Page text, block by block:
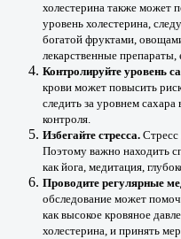
холестерина также может
уровень холестерина,
богатой фруктами,
лекарственные препараты,
Контролируйте уровень
крови может повысить
следить за уровнем
контроля.
Избегайте стресса. Стресс
Поэтому важно находить
как йога, медитация,
Проводите регулярные
обследование может
как высокое кровяное
холестерина, и принять